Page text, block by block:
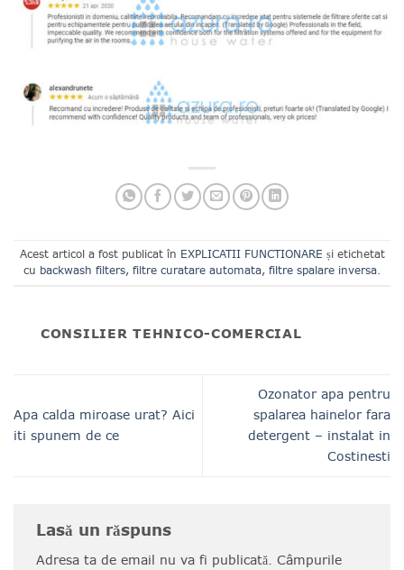
Acest articol a fost publicat în EXPLICATII FUNCTIONARE și etichetat
cu backwash filters, filtre curatare automata, filtre spalare inversa.
CONSILIER TEHNICO-COMERCIAL
Apa calda miroase urat? Aici
iti spunem de ce
Ozonator apa pentru
spalarea hainelor fara
detergent – instalat in
Costinesti
Lasă un răspuns
Adresa ta de email nu va fi publicată. Câmpurile